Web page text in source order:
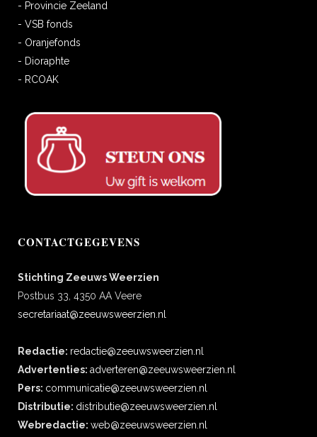
- Provincie Zeeland
- VSB fonds
- Oranjefonds
- Dioraphte
- RCOAK
CONTACTGEGEVENS
Stichting Zeeuws Weerzien
Postbus 33, 4350 AA Veere
secretariaat@zeeuwsweerzien.nl
Redactie: redactie@zeeuwsweerzien.nl
Advertenties: adverteren@zeeuwsweerzien.nl
Pers: communicatie@zeeuwsweerzien.nl
Distributie: distributie@zeeuwsweerzien.nl
Webredactie: web@zeeuwsweerzien.nl